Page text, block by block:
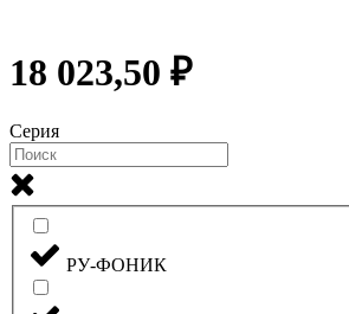
18 023,50 ₽
Серия
РУ-ФОНИК